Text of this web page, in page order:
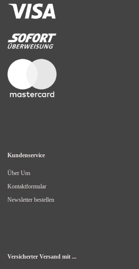
Kundenservice
Über Uns
Kontaktformular
Newsletter bestellen
Versicherter Versand mit ...